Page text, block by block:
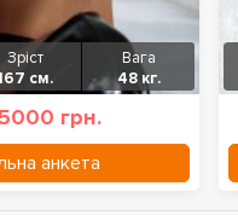
Зріст
см.
Вага
48 кг.
грн.
анкета